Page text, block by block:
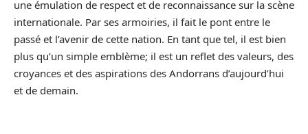
une émulation de respect et de reconnaissance sur la scène
internationale. Par ses armoiries, il fait le pont entre le
passé et l’avenir de cette nation. En tant que tel, il est bien
plus qu’un simple emblème; il est un reflet des valeurs, des
croyances et des aspirations des Andorrans d’aujourd’hui
et de demain.